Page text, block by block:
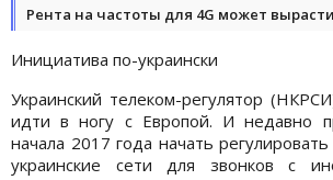
Рента на частоты для 4G может
Инициатива по-украински
Украинский телеком-регулятор
идти в ногу с Европой. И недавно
начала 2017 года начать регулировать
украинские сети для звонков с